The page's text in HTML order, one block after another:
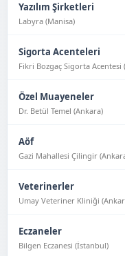
Yazılım Şirketleri
Labyra (Manisa)
Sigorta Acenteleri
Fikri Bozgaç Sigorta Acentesi
Özel Muayeneler
Dr. Betül Temel (Ankara)
Aöf
Gazi Mahallesi Çilingir
Veterinerler
Umay Veteriner Kliniği
Eczaneler
Bilgen Eczanesi (İstanbul)